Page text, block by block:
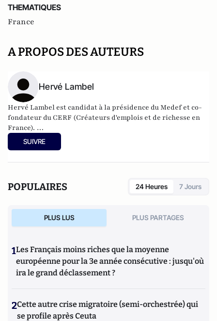
THEMATIQUES
France
A PROPOS DES AUTEURS
Hervé Lambel
Hervé Lambel est candidat à la présidence du Medef et co-
fondateur du CERF (Créateurs d'emplois et de richesse en
France).
D’une lignée d’entrepreneurs, il est diplômé de l’EPSCI
crise économique et les problèmes de trésorerie des
service et d’investissement.
SUIVRE
POPULAIRES 24 Heures 7 Jours
PLUS LUS PLUS PARTAGES
1Les Français moins riches que la moyenne
européenne pour la 3e année consécutive : jusqu'où
ira le grand déclassement ?
2Cette autre crise migratoire (semi-orchestrée) qui
se profile après Ceuta